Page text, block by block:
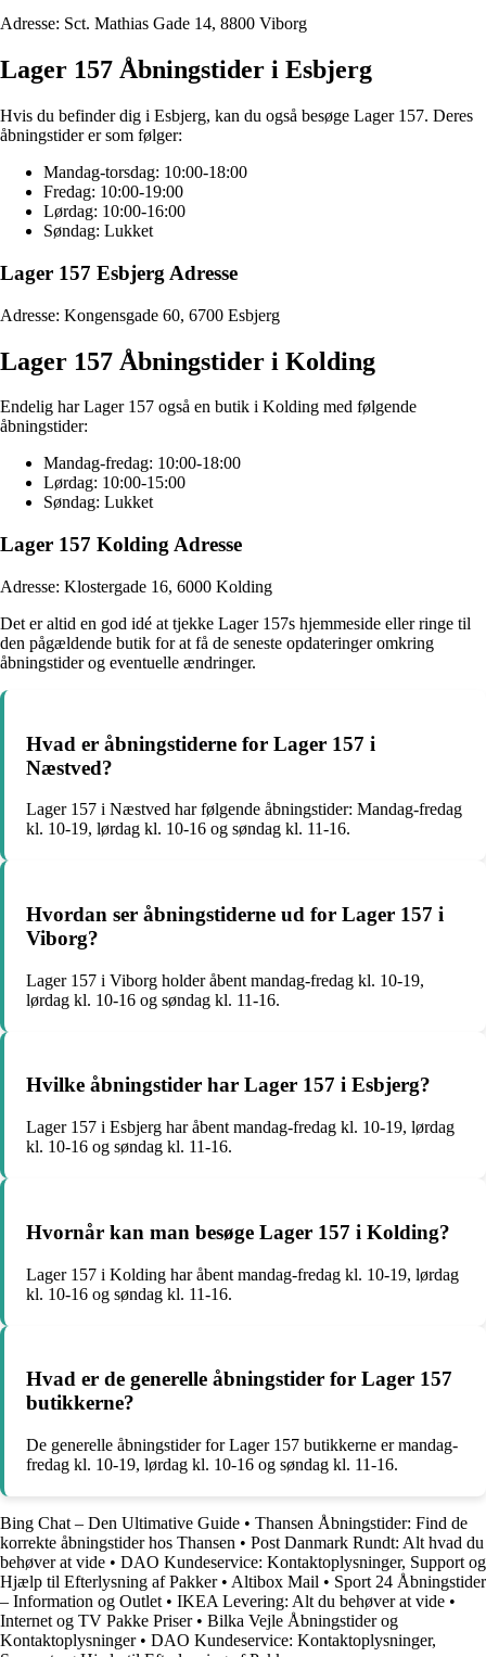
Adresse: Sct. Mathias Gade 14, 8800 Viborg
Lager 157 Åbningstider i Esbjerg
Hvis du befinder dig i Esbjerg, kan du også besøge Lager 157. Deres
åbningstider er som følger:
Mandag-torsdag: 10:00-18:00
Fredag: 10:00-19:00
Lørdag: 10:00-16:00
Søndag: Lukket
Lager 157 Esbjerg Adresse
Adresse: Kongensgade 60, 6700 Esbjerg
Lager 157 Åbningstider i Kolding
Endelig har Lager 157 også en butik i Kolding med følgende
åbningstider:
Mandag-fredag: 10:00-18:00
Lørdag: 10:00-15:00
Søndag: Lukket
Lager 157 Kolding Adresse
Adresse: Klostergade 16, 6000 Kolding
Det er altid en god idé at tjekke Lager 157s hjemmeside eller ringe til
den pågældende butik for at få de seneste opdateringer omkring
åbningstider og eventuelle ændringer.
Hvad er åbningstiderne for Lager 157 i
Næstved?
Lager 157 i Næstved har følgende åbningstider: Mandag-fredag
kl. 10-19, lørdag kl. 10-16 og søndag kl. 11-16.
Hvordan ser åbningstiderne ud for Lager 157 i
Viborg?
Lager 157 i Viborg holder åbent mandag-fredag kl. 10-19,
lørdag kl. 10-16 og søndag kl. 11-16.
Hvilke åbningstider har Lager 157 i Esbjerg?
Lager 157 i Esbjerg har åbent mandag-fredag kl. 10-19, lørdag
kl. 10-16 og søndag kl. 11-16.
Hvornår kan man besøge Lager 157 i Kolding?
Lager 157 i Kolding har åbent mandag-fredag kl. 10-19, lørdag
kl. 10-16 og søndag kl. 11-16.
Hvad er de generelle åbningstider for Lager 157
butikkerne?
De generelle åbningstider for Lager 157 butikkerne er mandag-
fredag kl. 10-19, lørdag kl. 10-16 og søndag kl. 11-16.
Bing Chat – Den Ultimative Guide • Thansen Åbningstider: Find de
korrekte åbningstider hos Thansen • Post Danmark Rundt: Alt hvad du
behøver at vide • DAO Kundeservice: Kontaktoplysninger, Support og
Hjælp til Efterlysning af Pakker• Altibox Mail • Sport 24 Åbningstider
– Information og Outlet • IKEA Levering: Alt du behøver at vide •
Internet og TV Pakke Priser• Bilka Vejle Åbningstider og
Kontaktoplysninger• DAO Kundeservice: Kontaktoplysninger,